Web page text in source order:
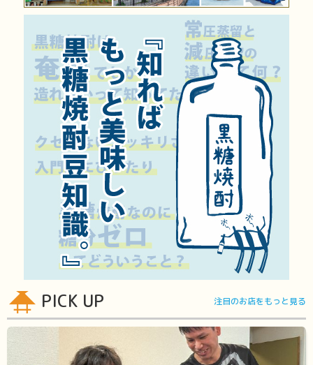
PICK UP 注目のお店をもっと見る